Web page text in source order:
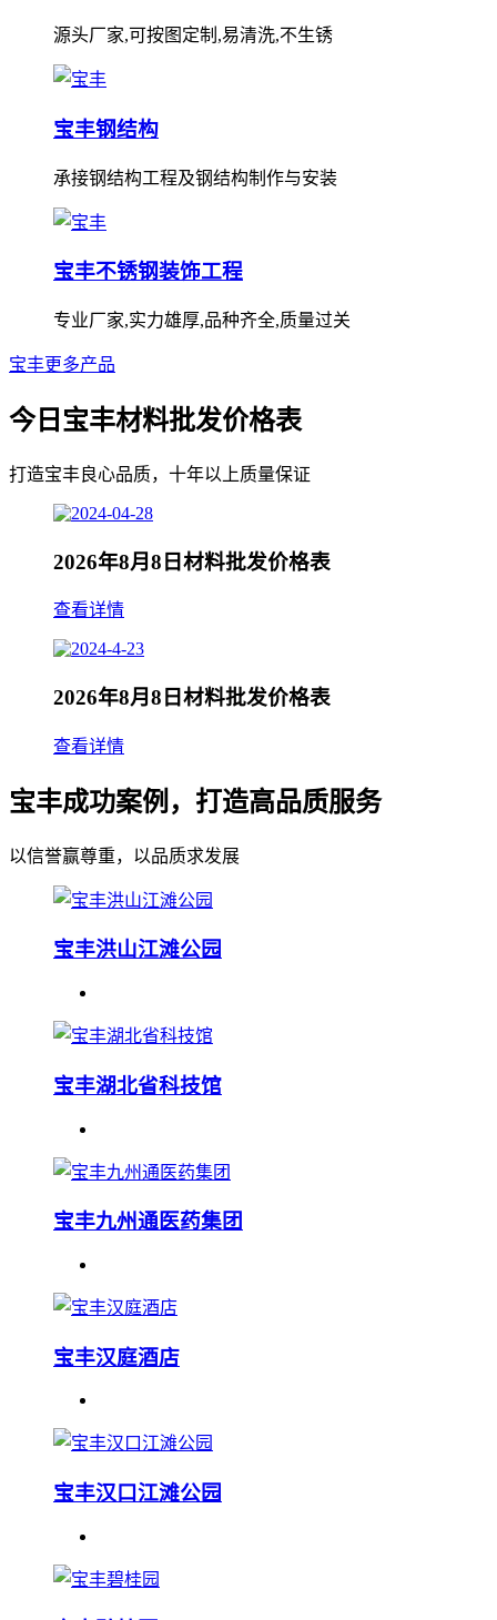
源头厂家,可按图定制,易清洗,不生锈
宝丰钢结构
承接钢结构工程及钢结构制作与安装
宝丰不锈钢装饰工程
专业厂家,实力雄厚,品种齐全,质量过关
宝丰更多产品
今日宝丰材料批发价格表
打造宝丰良心品质，十年以上质量保证
2026年8月8日材料批发价格表
查看详情
2026年8月8日材料批发价格表
查看详情
宝丰成功案例，打造高品质服务
以信誉赢尊重，以品质求发展
宝丰洪山江滩公园
宝丰湖北省科技馆
宝丰九州通医药集团
宝丰汉庭酒店
宝丰汉口江滩公园